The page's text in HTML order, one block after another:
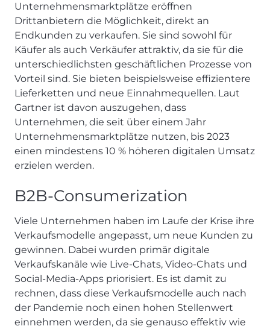
Unternehmensmarktplätze eröffnen
Drittanbietern die Möglichkeit, direkt an
Endkunden zu verkaufen. Sie sind sowohl für
Käufer als auch Verkäufer attraktiv, da sie für die
unterschiedlichsten geschäftlichen Prozesse von
Vorteil sind. Sie bieten beispielsweise effizientere
Lieferketten und neue Einnahmequellen. Laut
Gartner ist davon auszugehen, dass
Unternehmen, die seit über einem Jahr
Unternehmensmarktplätze nutzen, bis 2023
einen mindestens 10 % höheren digitalen Umsatz
erzielen werden.
B2B-Consumerization
Viele Unternehmen haben im Laufe der Krise ihre
Verkaufsmodelle angepasst, um neue Kunden zu
gewinnen. Dabei wurden primär digitale
Verkaufskanäle wie Live-Chats, Video-Chats und
Social-Media-Apps priorisiert. Es ist damit zu
rechnen, dass diese Verkaufsmodelle auch nach
der Pandemie noch einen hohen Stellenwert
einnehmen werden, da sie genauso effektiv wie